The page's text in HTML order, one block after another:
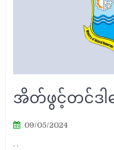
အိတ်ဖွင့်တင်ဒါခ
09/05/2024
. .